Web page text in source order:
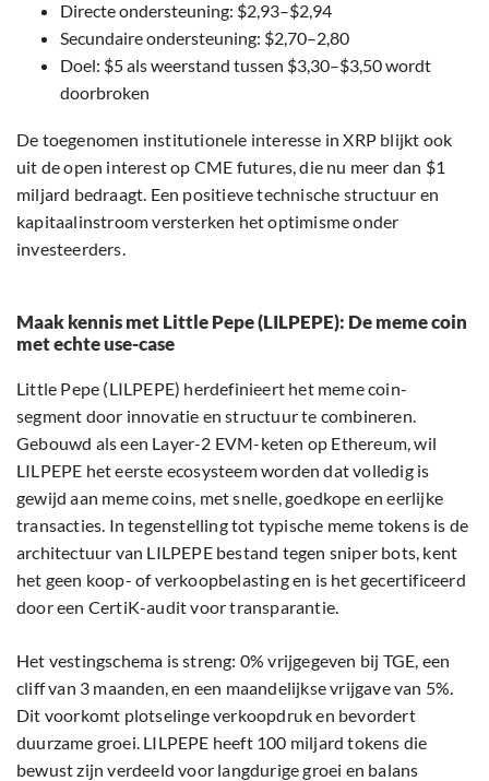
Directe ondersteuning: $2,93–$2,94
Secundaire ondersteuning: $2,70–2,80
Doel: $5 als weerstand tussen $3,30–$3,50 wordt
doorbroken
De toegenomen institutionele interesse in XRP blijkt ook
uit de open interest op CME futures, die nu meer dan $1
miljard bedraagt. Een positieve technische structuur en
kapitaalinstroom versterken het optimisme onder
investeerders.
Maak kennis met Little Pepe (LILPEPE): De meme coin
met echte use-case
Little Pepe (LILPEPE) herdefinieert het meme coin-
segment door innovatie en structuur te combineren.
Gebouwd als een Layer-2 EVM-keten op Ethereum, wil
LILPEPE het eerste ecosysteem worden dat volledig is
gewijd aan meme coins, met snelle, goedkope en eerlijke
transacties. In tegenstelling tot typische meme tokens is de
architectuur van LILPEPE bestand tegen sniper bots, kent
het geen koop- of verkoopbelasting en is het gecertificeerd
door een CertiK-audit voor transparantie.
Het vestingschema is streng: 0% vrijgegeven bij TGE, een
cliff van 3 maanden, en een maandelijkse vrijgave van 5%.
Dit voorkomt plotselinge verkoopdruk en bevordert
duurzame groei. LILPEPE heeft 100 miljard tokens die
bewust zijn verdeeld voor langdurige groei en balans